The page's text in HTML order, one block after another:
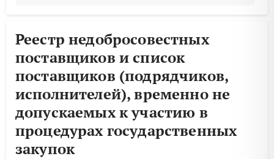
Реестр недобросовестных
поставщиков и список
поставщиков (подрядчиков,
исполнителей), временно не
допускаемых к участию в
процедурах государственных
закупок